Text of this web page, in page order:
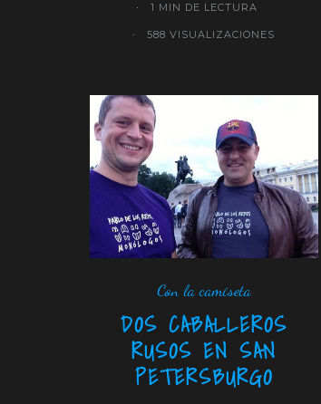
1 MIN DE LECTURA
588 VISUALIZACIONES
Con la camiseta
DOS CABALLEROS
RUSOS EN SAN
PETERSBURGO